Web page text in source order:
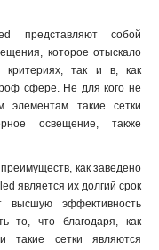
представляют собой
которое отыскало
так и в, как
сфере. Не для кого не
элементам такие сетки
освещение, также
как заведено
является их долгий срок
высшую эффективность
то, что благодаря, как
такие сетки являются